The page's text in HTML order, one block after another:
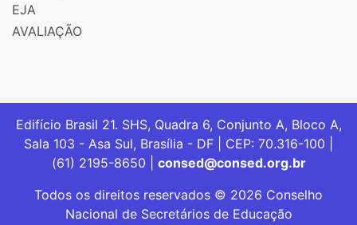
EJA
AVALIAÇÃO
Edifício Brasil 21. SHS, Quadra 6, Conjunto A, Bloco A,
Sala 103 - Asa Sul, Brasília - DF | CEP: 70.316-100 |
(61) 2195-8650 | consed@consed.org.br
Todos os direitos reservados © 2026 Conselho
Nacional de Secretários de Educação